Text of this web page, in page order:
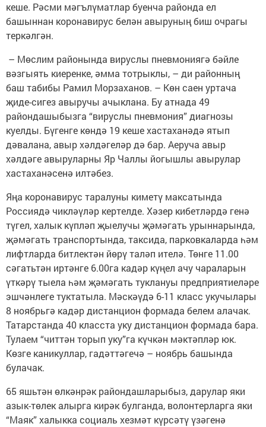
кеше. Рәсми мәгълүматлар буенча районда ел
башыннан коронавирус белән авыруның биш очрагы
теркәлгән.
– Мөслим районында вируслы пневмониягә бәйле
вәзгыять киеренке, әмма тотрыклы, – ди районның
баш табибы Рамил Морзаханов. – Көн саен уртача
җиде-сигез авыручы ачыклана. Бу атнада 49
райондашыбызга “вируслы пневмония” диагнозы
куелды. Бүгенге көндә 19 кеше хастаханәдә ятып
дәвалана, авыр хәлдәгеләр дә бар. Аеруча авыр
хәлдәге авыруларны Яр Чаллы йогышлы авырулар
хастаханәсенә илтәбез.
Яңа коронавирус таралуны киметү максатында
Россиядә чикләүләр кертелде. Хәзер кибетләрдә генә
түгел, халык күпләп җыелучы җәмәгать урыннарында,
җәмәгать транспортында, таксида, парковкаларда һәм
лифтларда битлектән йөрү таләп ителә. Төнге 11.00
сәгатьтән иртәнге 6.00га кадәр күңел ачу чараларын
үткәрү тыела һәм җәмәгать туклануы предприятиеләре
эшчәнлеге туктатыла. Мәскәүдә 6-11 класс укучылары
8 ноябрьгә кадәр дистанцион формада белем алачак.
Татарстанда 40 класста уку дистанцион формада бара.
Тулаем “читтән торып уку”га күчкән мәктәпләр юк.
Көзге каникуллар, гадәттәгечә – ноябрь башында
булачак.
65 яшьтән өлкәнрәк райондашларыбыз, дарулар яки
азык-төлек алырга кирәк булганда, волонтерларга яки
“Маяк” халыкка социаль хезмәт күрсәтү үзәгенә